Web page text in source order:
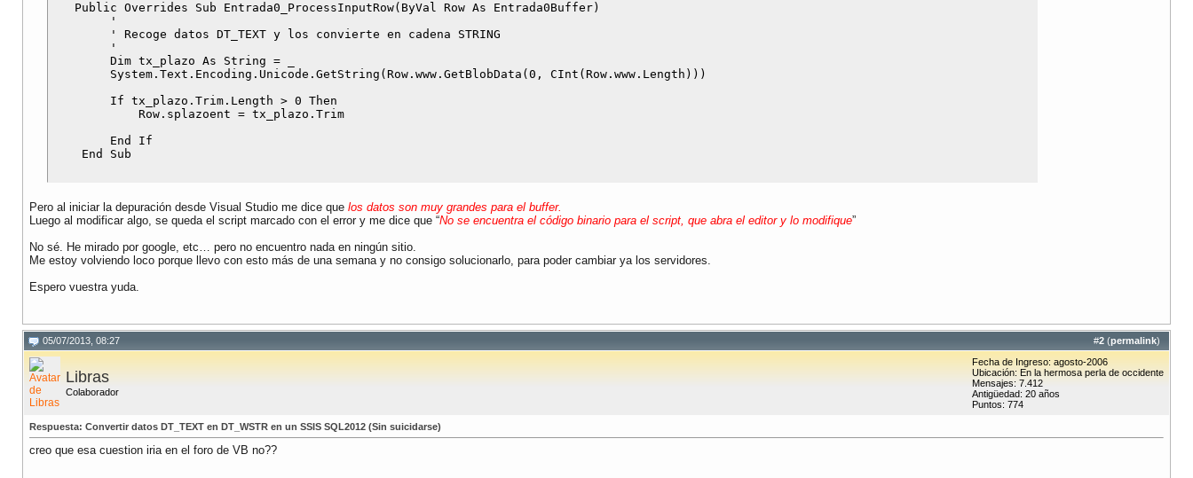
   Public Overrides Sub Entrada0_ProcessInputRow(ByVal Row As Entrada0Buffer)
        '
        ' Recoge datos DT_TEXT y los convierte en cadena STRING
        '
        Dim tx_plazo As String = _
        System.Text.Encoding.Unicode.GetString(Row.www.GetBlobData(0, CInt(Row.www.Length)))
        If tx_plazo.Trim.Length > 0 Then
            Row.splazoent = tx_plazo.Trim
        End If
Pero al iniciar la depuración desde Visual Studio me dice que los datos son muy grandes para el buffer.
Luego al modificar algo, se queda el script marcado con el error y me dice que “No se encuentra el código binario para el script, que abra el editor y lo modifique”
No sé. He mirado por google, etc… pero no encuentro nada en ningún sitio.
Me estoy volviendo loco porque llevo con esto más de una semana y no consigo solucionarlo, para poder cambiar ya los servidores.
Espero vuestra yuda.
#2 (permalink)
05/07/2013, 08:27
Libras
Colaborador
Fecha de Ingreso: agosto-2006
Ubicación: En la hermosa perla de occidente
Mensajes: 7.412
Antigüedad: 20 años
Puntos: 774
Respuesta: Convertir datos DT_TEXT en DT_WSTR en un SSIS SQL2012 (Sin suicidarse)
creo que esa cuestion iria en el foro de VB no??